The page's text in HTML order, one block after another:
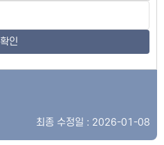
확인
최종 수정일 : 2026-01-08